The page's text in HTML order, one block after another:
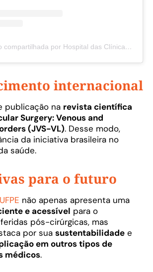
Uma publicação compartilhada por Hospital das Clínicas da UFPE (@hc.ufpe)
internacional
publicação na revista científica
Surgery: Venous and
(JVS-VL). Desse modo,
da iniciativa brasileira no
saúde.
para o futuro
UFPE não apenas apresenta uma
e acessível para o
pós-cirúrgicas, mas
por sua sustentabilidade e
em outros tipos de
médicos.